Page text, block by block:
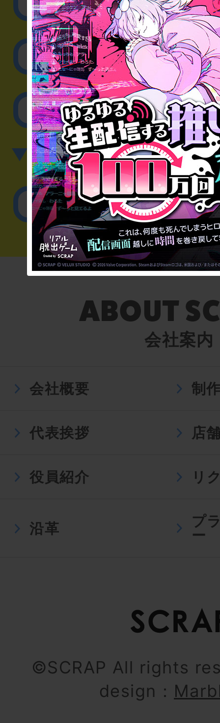
取材に関するお
その他のご相談／
▼英語、中国語でのお問
English／
会社案内
会社概要 制
代表挨拶 店
役員紹介 リ
沿革
プ
ー
©SCRAP All rights
design：